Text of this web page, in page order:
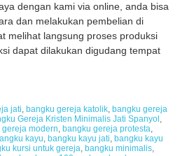
dengan kami via online, anda bisa
dan melakukan pembelian di
melihat langsung proses produksi
dapat dilakukan digudang tempat
jati, bangku gereja katolik, bangku gereja
Gereja Kristen Minimalis Jati Spanyol ,
gereja modern, bangku gereja protesta,
kayu, bangku kayu jati, bangku kayu
kursi untuk gereja, bangku minimalis,